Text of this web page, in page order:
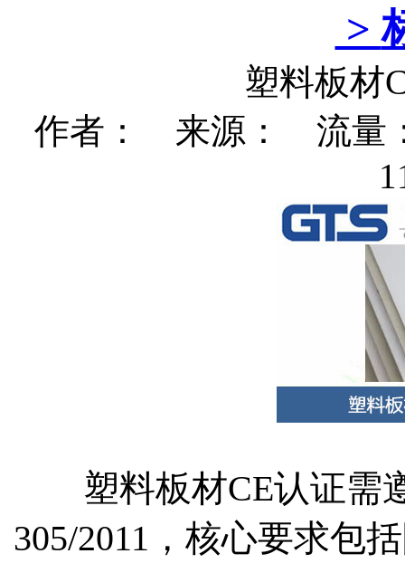
>
塑料板材
作者： 来源： 流量
塑料板材CE认证需
305/2011，核心要求包